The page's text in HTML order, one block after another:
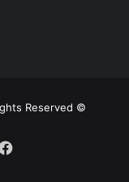
© Copyright 2026, All Rights Reserved |